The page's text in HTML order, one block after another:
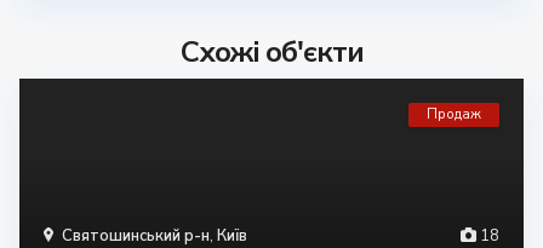
Схожі об'єкти
18
Святошинський р-н, Київ
Продаж